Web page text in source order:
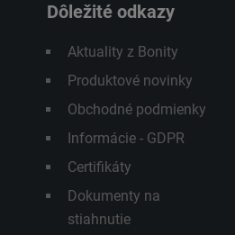
Dôležité odkazy
Aktuality z Bonity
Produktové novinky
Obchodné podmienky
Informácie - GDPR
Certifikáty
Dokumenty na
stiahnutie